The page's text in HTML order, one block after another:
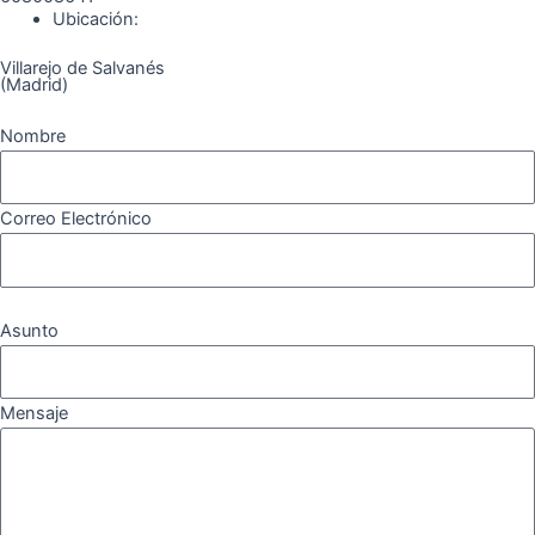
Ubicación:
Villarejo de Salvanés
(Madrid)
Nombre
Correo Electrónico
Asunto
Mensaje